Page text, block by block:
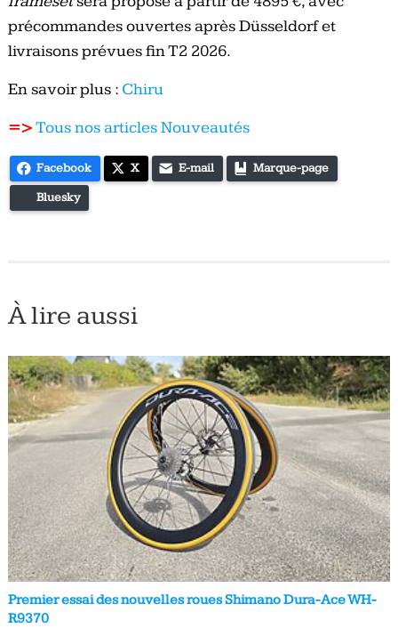
précommandes ouvertes après Düsseldorf et
livraisons prévues fin T2 2026.
En savoir plus : Chiru
=>Tous nos articles Nouveautés
Facebook X E-mail Marque-page
Bluesky
À lire aussi
Premier essai des nouvelles roues Shimano Dura-Ace WH-
R9370